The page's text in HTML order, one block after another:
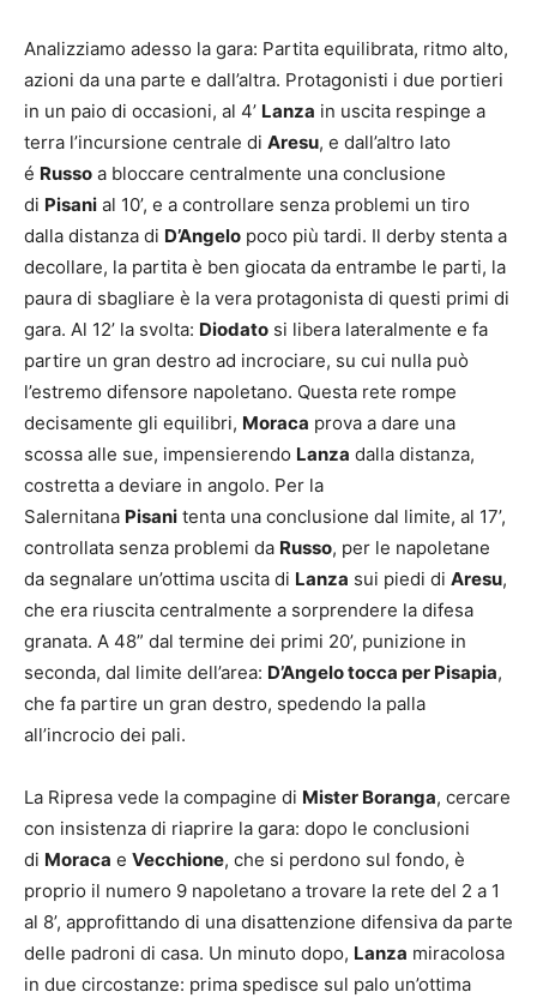
Analizziamo adesso la gara: Partita equilibrata, ritmo alto,
azioni da una parte e dall’altra. Protagonisti i due portieri
in un paio di occasioni, al 4’ Lanza in uscita respinge a
terra l’incursione centrale di Aresu, e dall’altro lato
é Russo a bloccare centralmente una conclusione
di Pisani al 10’, e a controllare senza problemi un tiro
dalla distanza di D’Angelo poco più tardi. Il derby stenta a
decollare, la partita è ben giocata da entrambe le parti, la
paura di sbagliare è la vera protagonista di questi primi di
gara. Al 12’ la svolta: Diodato si libera lateralmente e fa
partire un gran destro ad incrociare, su cui nulla può
l’estremo difensore napoletano. Questa rete rompe
decisamente gli equilibri, Moraca prova a dare una
scossa alle sue, impensierendo Lanza dalla distanza,
costretta a deviare in angolo. Per la
Salernitana Pisani tenta una conclusione dal limite, al 17’,
controllata senza problemi da Russo, per le napoletane
da segnalare un’ottima uscita di Lanza sui piedi di Aresu,
che era riuscita centralmente a sorprendere la difesa
granata. A 48” dal termine dei primi 20’, punizione in
seconda, dal limite dell’area: D’Angelo tocca per Pisapia,
che fa partire un gran destro, spedendo la palla
all’incrocio dei pali.
La Ripresa vede la compagine di Mister Boranga, cercare
con insistenza di riaprire la gara: dopo le conclusioni
di Moraca e Vecchione, che si perdono sul fondo, è
proprio il numero 9 napoletano a trovare la rete del 2 a 1
al 8’, approfittando di una disattenzione difensiva da parte
delle padroni di casa. Un minuto dopo, Lanza miracolosa
in due circostanze: prima spedisce sul palo un’ottima